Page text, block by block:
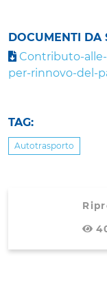
DOCUMENTI DA
Contributo-
per-rinnovo-del-
TAG:
Autotrasporto